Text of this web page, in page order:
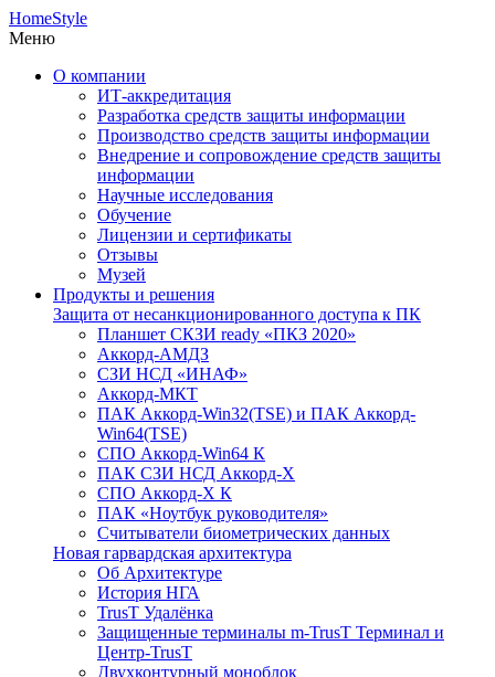
HomeStyle
Меню
О компании
ИТ-аккредитация
Разработка средств защиты информации
Производство средств защиты информации
Внедрение и сопровождение средств защиты
информации
Научные исследования
Обучение
Лицензии и сертификаты
Отзывы
Музей
Продукты и решения
Защита от несанкционированного доступа к ПК
Планшет СКЗИ ready «ПКЗ 2020»
Аккорд-АМДЗ
СЗИ НСД «ИНАФ»
Аккорд-МКТ
ПАК Аккорд-Win32(TSE) и ПАК Аккорд-
Win64(TSE)
СПО Аккорд-Win64 К
ПАК СЗИ НСД Аккорд-X
СПО Аккорд-X К
ПАК «Ноутбук руководителя»
Cчитыватели биометрических данных
Новая гарвардская архитектура
Об Архитектуре
История НГА
TrusT Удалёнка
Защищенные терминалы m-TrusT Терминал и
Центр-TrusT
Двухконтурный моноблок